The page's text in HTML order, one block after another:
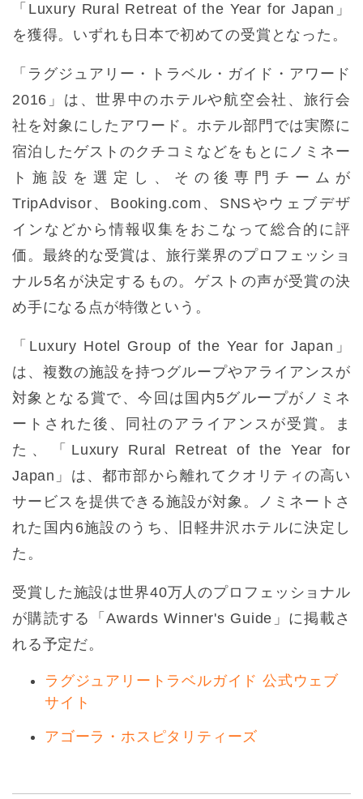
「Luxury Rural Retreat of the Year for Japan」
を獲得。いずれも日本で初めての受賞となった。
「ラグジュアリー・トラベル・ガイド・アワード
2016」は、世界中のホテルや航空会社、旅行会
社を対象にしたアワード。ホテル部門では実際に
宿泊したゲストのクチコミなどをもとにノミネー
ト施設を選定し、その後専門チームが
TripAdvisor、Booking.com、SNSやウェブデザ
インなどから情報収集をおこなって総合的に評
価。最終的な受賞は、旅行業界のプロフェッショ
ナル5名が決定するもの。ゲストの声が受賞の決
め手になる点が特徴という。
「Luxury Hotel Group of the Year for Japan」
は、複数の施設を持つグループやアライアンスが
対象となる賞で、今回は国内5グループがノミネ
ートされた後、同社のアライアンスが受賞。ま
た、「Luxury Rural Retreat of the Year for
Japan」は、都市部から離れてクオリティの高い
サービスを提供できる施設が対象。ノミネートさ
れた国内6施設のうち、旧軽井沢ホテルに決定し
た。
受賞した施設は世界40万人のプロフェッショナル
が購読する「Awards Winner's Guide」に掲載さ
れる予定だ。
ラグジュアリートラベルガイド 公式ウェブ
サイト
アゴーラ・ホスピタリティーズ